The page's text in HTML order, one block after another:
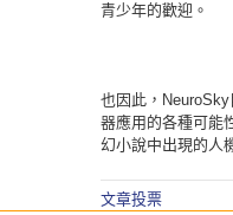
青少年的歡迎。
也因此，
器應用的各種可能
幻小說中出現的人
文章投票